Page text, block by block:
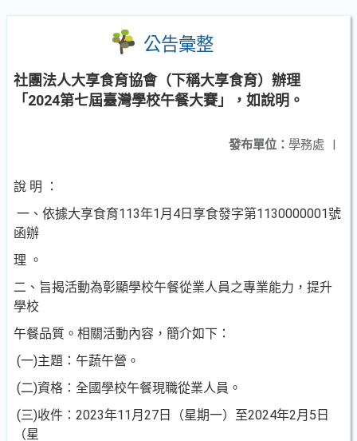
公告彙整
社團法人大享食育協會（下稱大享食育）辦理
「2024第七屆臺灣學校午餐大賽」，如說明。
發布單位： 學務處 |
說 明 ：
一、依據大享食育113年1月4日享食發字第1130000001號
函辦
理 。
二、旨揭活動為彰顯學校午餐從業人員之專業能力，提升
學校
午餐品質。相關活動內容，簡介如下：
(一)主題：午蔬午營。
(二)資格：全國學校午餐現職從業人員。
(三)收件：2023年11月27日（星期一）至2024年2月5日
（星